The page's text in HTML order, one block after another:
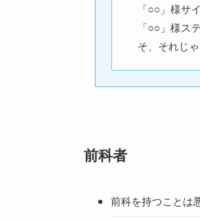
「○○」様サ
「○○」様ス
そ、それじ
前科者
前科を持つことは